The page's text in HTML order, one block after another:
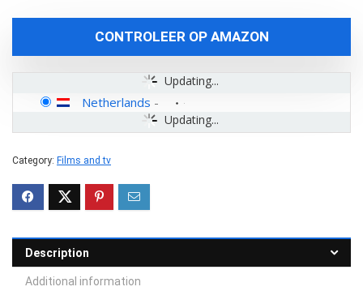
CONTROLEER OP AMAZON
Updating...
Updating...
Netherlands -
Category: Films and tv
Description
Additional information